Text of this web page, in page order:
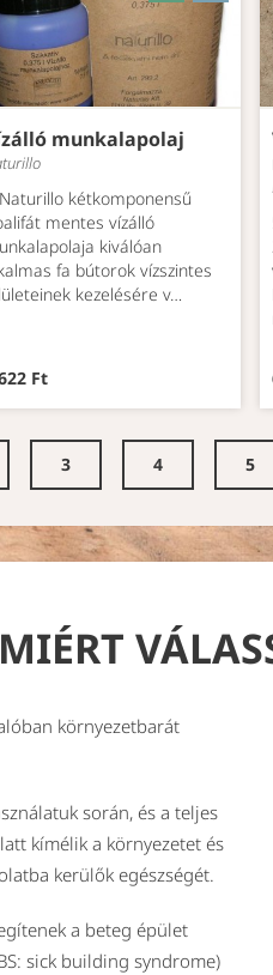
munkalapolaj
kétkomponensű
mentes vízálló
kiválóan
fa bútorok vízszintes
kezelésére v…
Ft
3 4 5
MIÉRT
környezetbarát
során, és a teljes
kímélik a környezetet és
kerülők egészségét.
a beteg épület
sick building syndrome)